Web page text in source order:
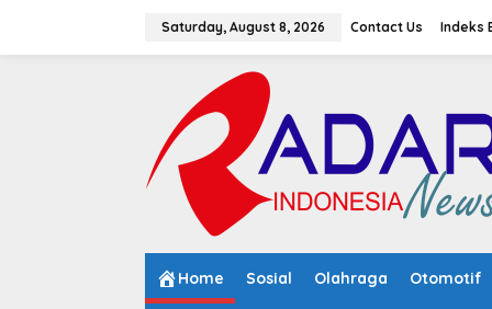
Saturday, August 8, 2026 Contact Us Indeks
Home Sosial Olahraga Otomotif